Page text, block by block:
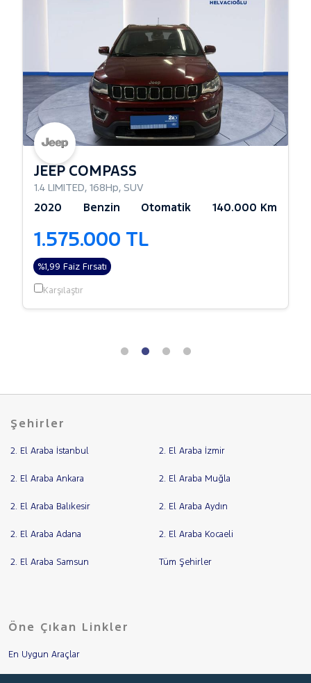
JEEP COMPASS
1.4 LIMITED, 168Hp, SUV
2020 Benzin Otomatik 140.000 Km
1.575.000 TL
%1,99 Faiz Fırsatı
Karşılaştır
Şehirler
2. El Araba İstanbul 2. El Araba İzmir
2. El Araba Ankara 2. El Araba Muğla
2. El Araba Balıkesir 2. El Araba Aydın
2. El Araba Adana 2. El Araba Kocaeli
2. El Araba Samsun Tüm Şehirler
Öne Çıkan Linkler
En Uygun Araçlar